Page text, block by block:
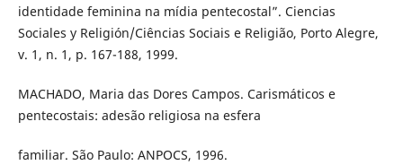
identidade feminina na mídia pentecostal”. Ciencias
Sociales y Religión/Ciências Sociais e Religião, Porto Alegre,
v. 1, n. 1, p. 167-188, 1999.
MACHADO, Maria das Dores Campos. Carismáticos e
pentecostais: adesão religiosa na esfera
familiar. São Paulo: ANPOCS, 1996.